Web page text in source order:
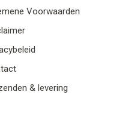
Voorwaarden
& levering